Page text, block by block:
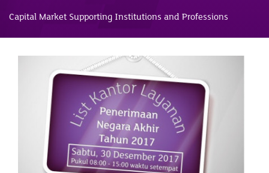
Capital Market Supporting Institutions and Professions